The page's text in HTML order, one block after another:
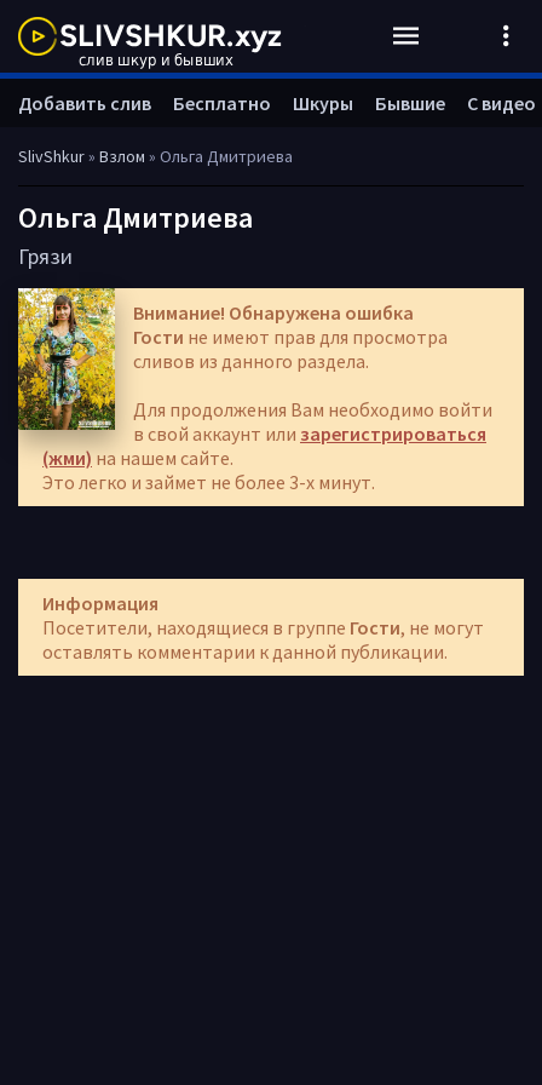
SlivShkur» Взлом » Ольга Дмитриева
Ольга Дмитриева
Грязи
Внимание! Обнаружена ошибка
Гости не имеют прав для просмотра
сливов из данного раздела.
Для продолжения Вам необходимо войти
в свой аккаунт или зарегистрироваться
(жми) на нашем сайте.
Это легко и займет не более 3-х минут.
Информация
Посетители, находящиеся в группе Гости, не могут
оставлять комментарии к данной публикации.
Добавить слив Бесплатно Шкуры Бывшие С видео